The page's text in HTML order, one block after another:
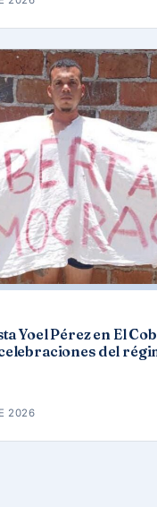
Yoel Pérez en El
del
2026